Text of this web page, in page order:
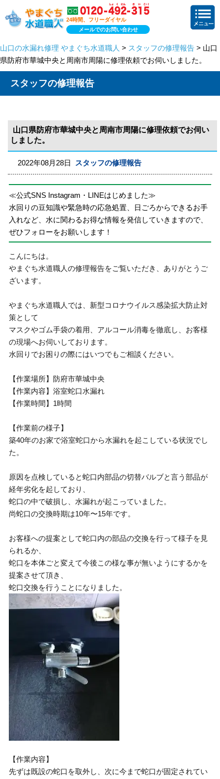
24時間、フリーダイヤル
メールでのお問い合わせ
山口の水漏れ修理 やまぐち水道職人 > スタッフの修理報告 > 山口
県防府市華城中央と周南市周陽に修理依頼でお伺いしました。
スタッフの修理報告
山口県防府市華城中央と周南市周陽に修理依頼でお伺い
しました。
2022年08月28日 スタッフの修理報告
≪公式SNS Instagram・LINEはじめました≫
水回りの豆知識や緊急時の応急処置、日ごろからできるお手
入れなど、水に関わるお得な情報を発信していきますので、
ぜひフォローをお願いします！
こんにちは。
やまぐち水道職人の修理報告をご覧いただき、ありがとうご
ざいます。
やまぐち水道職人では、新型コロナウイルス感染拡大防止対
策として
マスクやゴム手袋の着用、アルコール消毒を徹底し、お客様
の現場へお伺いしております。
水回りでお困りの際にはいつでもご相談ください。
【作業場所】防府市華城中央
【作業内容】浴室蛇口水漏れ
【作業時間】1時間
【作業前の様子】
築40年のお家で浴室蛇口から水漏れを起こしている状況でし
た。
原因を点検していると蛇口内部品の切替バルブと言う部品が
経年劣化を起しており、
蛇口の中で破損し、水漏れが起こっていました。
尚蛇口の交換時期は10年〜15年です。
お客様への提案として蛇口内の部品の交換を行って様子を見
られるか、
蛇口を本体ごと変えて今後この様な事が無いようにするかを
提案させて頂き、
蛇口交換を行うことになりました。
【作業内容】
先ずは既設の蛇口を取外し、次に今まで蛇口が固定されてい